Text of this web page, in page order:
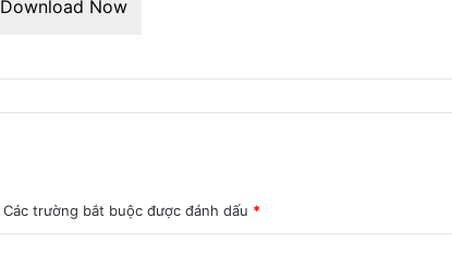
Download Now
Các trường bắt buộc được đánh dấu *